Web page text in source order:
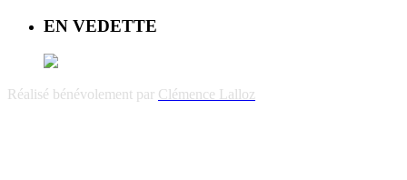
EN VEDETTE
Réalisé bénévolement par Clémence Lalloz